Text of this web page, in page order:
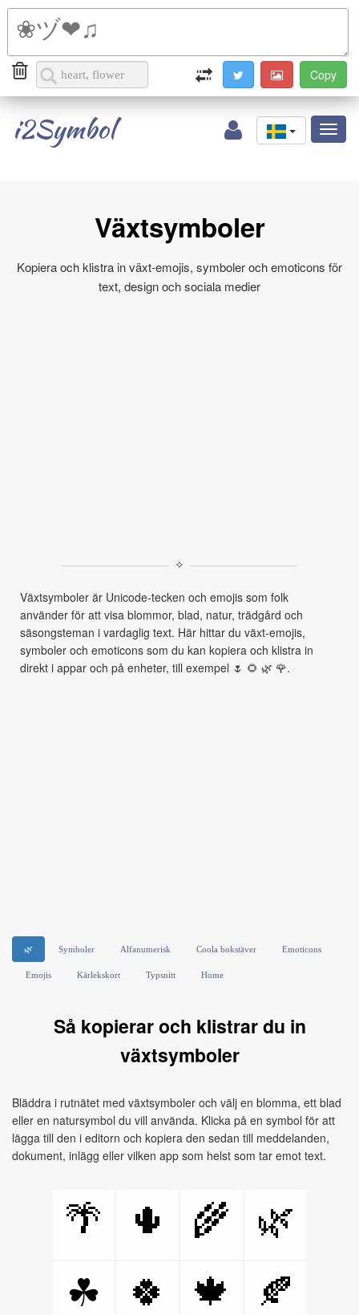
i2Symbol
Växtsymboler
Kopiera och klistra in växt-emojis, symboler och emoticons för
text, design och sociala medier
✧
Växtsymboler är Unicode-tecken och emojis som folk
använder för att visa blommor, blad, natur, trädgård och
säsongsteman i vardaglig text. Här hittar du växt-emojis,
symboler och emoticons som du kan kopiera och klistra in
direkt i appar och på enheter, till exempel 🌷 🌻 🌿 🌹.
🌿 Symboler Alfanumerisk Coola bokstäver Emoticons
Emojis Kärlekskort Typsnitt Home
Så kopierar och klistrar du in
växtsymboler
Bläddra i rutnätet med växtsymboler och välj en blomma, ett blad
eller en natursymbol du vill använda. Klicka på en symbol för att
lägga till den i editorn och kopiera den sedan till meddelanden,
dokument, inlägg eller vilken app som helst som tar emot text.
🌴 🌵 🌾
🌿
☘
🍀 🍁
🍂